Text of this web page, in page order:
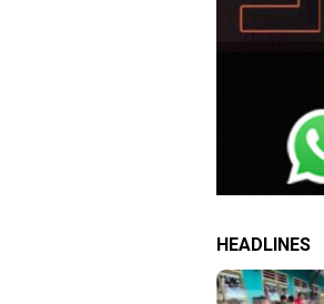
HEADLINES